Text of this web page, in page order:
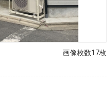
画像枚数17枚